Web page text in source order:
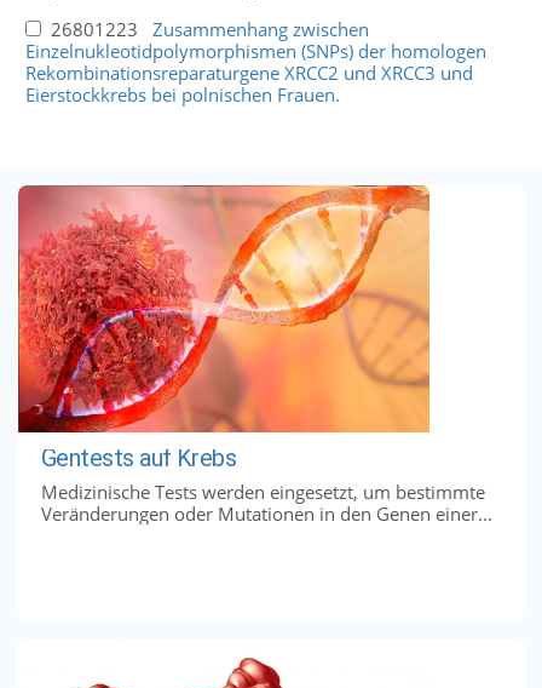
26801223 Zusammenhang zwischen
Einzelnukleotidpolymorphismen (SNPs) der homologen
Rekombinationsreparaturgene XRCC2 und XRCC3 und
Eierstockkrebs bei polnischen Frauen.
Gentests auf Krebs
Medizinische Tests werden eingesetzt, um bestimmte
Veränderungen oder Mutationen in den Genen einer...